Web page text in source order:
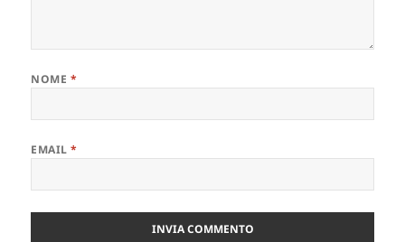
NOME *
EMAIL*